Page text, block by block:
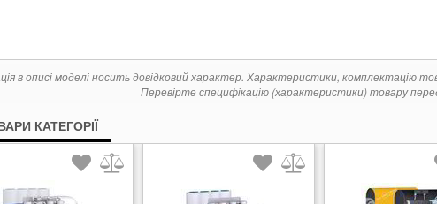
в описі моделі носить довідковий характер. Характеристики, комплектацію
Перевірте специфікацію (характеристики) товару
КАТЕГОРІЇ